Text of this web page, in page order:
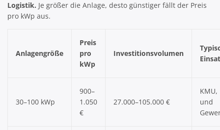
Logistik. Je größer die Anlage, desto günstiger fällt der Preis
pro kWp aus.
Anlagengröße
Preis
pro
kWp
Investitionsvolumen
30–100 kWp
900–
1.050
€
27.000–105.000 €
und